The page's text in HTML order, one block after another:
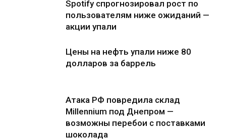
Spotify спрогнозировал рост по
пользователям ниже ожиданий —
акции упали
Цены на нефть упали ниже 80
долларов за баррель
Атака РФ повредила склад
Millennium под Днепром —
возможны перебои с поставками
шоколада